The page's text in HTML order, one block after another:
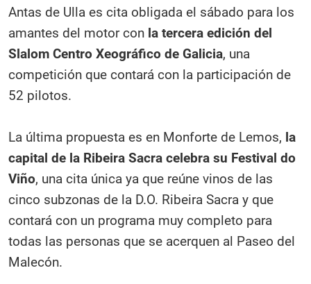
Antas de Ulla es cita obligada el sábado para los
amantes del motor con la tercera edición del
Slalom Centro Xeográfico de Galicia, una
competición que contará con la participación de
52 pilotos.
La última propuesta es en Monforte de Lemos, la
capital de la Ribeira Sacra celebra su Festival do
Viño, una cita única ya que reúne vinos de las
cinco subzonas de la D.O. Ribeira Sacra y que
contará con un programa muy completo para
todas las personas que se acerquen al Paseo del
Malecón.